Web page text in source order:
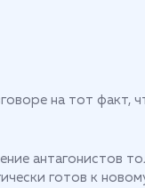
на тот
антагонистов
готов к